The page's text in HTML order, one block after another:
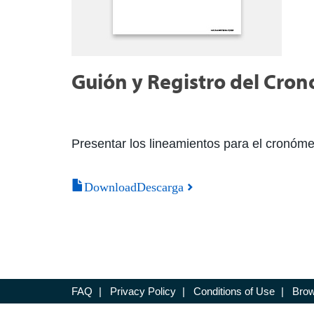
Guión y Registro del
Presentar los lineamientos para el
DownloadDescarga
FAQ | Privacy Policy | Conditions of Use |